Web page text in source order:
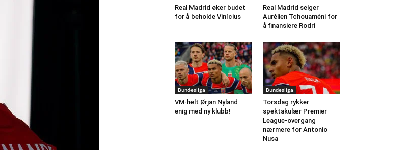
Real Madrid øker budet
for å beholde Vinícius
Real Madrid selger
Aurélien Tchouaméni for
å finansiere Rodri
Bundesliga
VM-helt Ørjan Nyland
enig med ny klubb!
Bundesliga
Torsdag rykker
spektakulær Premier
League-overgang
nærmere for Antonio
Nusa